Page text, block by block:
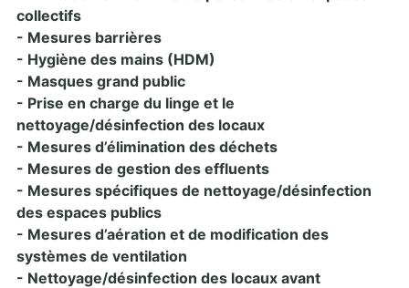
collectifs
- Mesures barrières
- Hygiène des mains (HDM)
- Masques grand public
- Prise en charge du linge et le
nettoyage/désinfection des locaux
- Mesures d’élimination des déchets
- Mesures de gestion des effluents
- Mesures spécifiques de nettoyage/désinfection
des espaces publics
- Mesures d’aération et de modification des
systèmes de ventilation
- Nettoyage/désinfection des locaux avant